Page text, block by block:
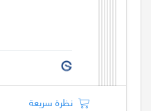
نظرة سريعة